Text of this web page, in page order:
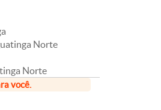
Norte
Norte
você.